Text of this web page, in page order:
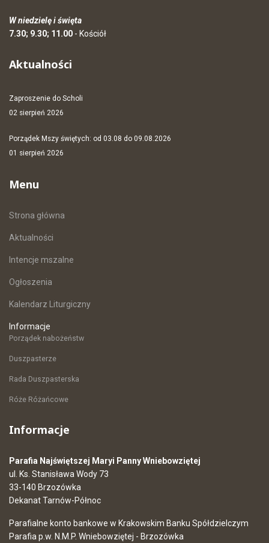
W niedzielę i święta
7.30; 9.30; 11.00 - Kościół
Aktualności
Zaproszenie do Scholi
02 sierpień 2026
Porządek Mszy świętych: od 03.08 do 09.08.2026
01 sierpień 2026
Menu
Strona główna
Aktualności
Intencje mszalne
Ogłoszenia
Kalendarz Liturgiczny
Informacje
Porządek nabożeństw
Duszpasterze
Rada Duszpasterska
Róże Różańcowe
Informacje
Parafia Najświętszej Maryi Panny Wniebowziętej
ul. Ks. Stanisława Wody 73
33-140 Brzozówka
Dekanat Tarnów-Północ
Parafialne konto bankowe w Krakowskim Banku Spółdzielczym
Parafia p.w. N.M.P. Wniebowziętej - Brzozówka